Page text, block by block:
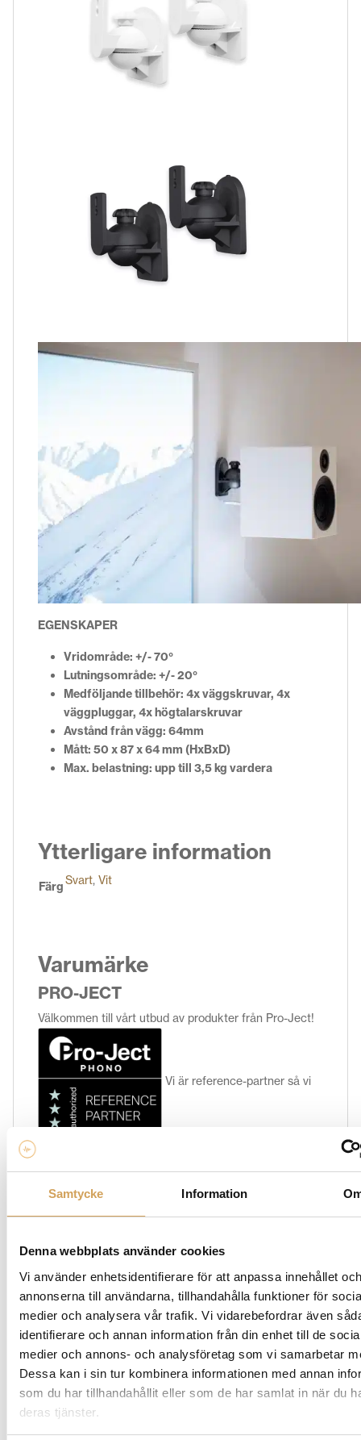
Samtycke Information
Denna webbplats använder cookies
Vi använder enhetsidentifierare för att anpassa innehållet och
annonserna till användarna, tillhandahålla funktioner för
medier och analysera vår trafik. Vi vidarebefordrar även
identifierare och annan information från din enhet till de
medier och annons- och analysföretag som vi samarbetar
Dessa kan i sin tur kombinera informationen med annan
som du har tillhandahållit eller som de har samlat in när du
deras tjänster.
EGENSKAPER
Vridområde: +/- 70°
Lutningsområde: +/- 20°
Medföljande tillbehör: 4x väggskruvar, 4x
väggpluggar, 4x högtalarskruvar
Avstånd från vägg: 64mm
Mått: 50 x 87 x 64 mm (HxBxD)
Max. belastning: upp till 3,5 kg vardera
Ytterligare information
FärgSvart, Vit
Varumärke
PRO-JECT
Välkommen till vårt utbud av produkter från Pro-Ject!
Vi är reference-partner så vi
att leverera enastående ljudkvalitet och innovativ
design. I vår kategori hittar du allt från förstärkare och
erbjuder också produkter för att hålla din spelare ren,
så som dammskydd och skivtvätt, samt tillbehör som
nålvåg och drivrem. Så om du söker exceptionell
prestanda har Pro-Ject garanterat något för dig.
Utforska vårt sortiment av Pro-Ject produkter och låt
oss hjälpa dig att ta din musikupplevelse till nästa nivå.